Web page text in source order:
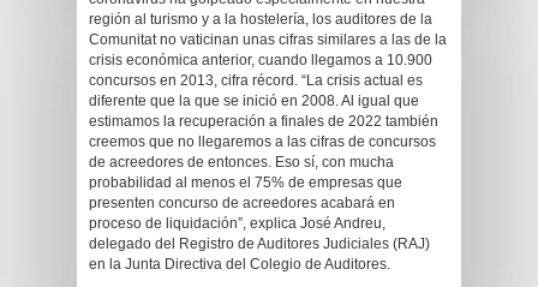
región al turismo y a la hostelería, los auditores de la
Comunitat no vaticinan unas cifras similares a las de la
crisis económica anterior, cuando llegamos a 10.900
concursos en 2013, cifra récord. “La crisis actual es
diferente que la que se inició en 2008. Al igual que
estimamos la recuperación a finales de 2022 también
creemos que no llegaremos a las cifras de concursos
de acreedores de entonces. Eso sí, con mucha
probabilidad al menos el 75% de empresas que
presenten concurso de acreedores acabará en
proceso de liquidación”, explica José Andreu,
delegado del Registro de Auditores Judiciales (RAJ)
en la Junta Directiva del Colegio de Auditores.